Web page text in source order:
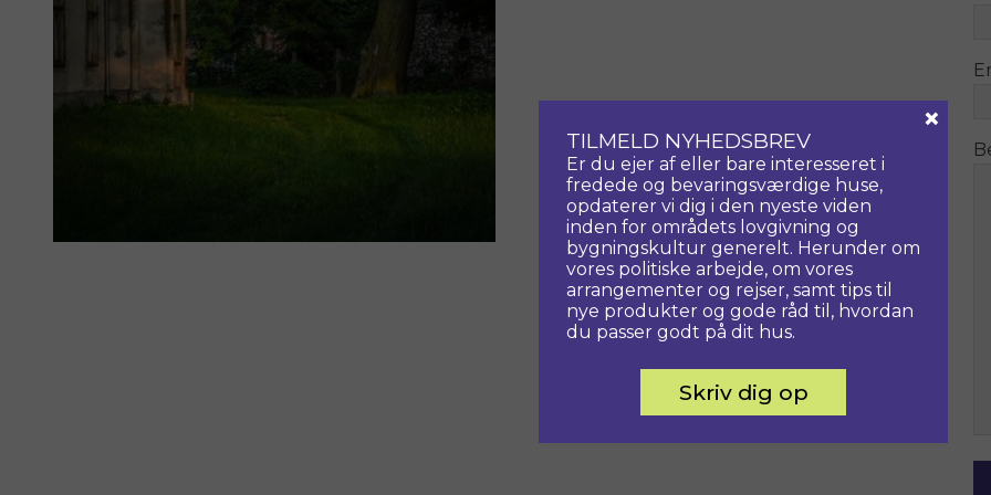
TILMELD NYHEDSBREV
Er du ejer af eller bare interesseret i
fredede og bevaringsværdige huse,
opdaterer vi dig i den nyeste viden
inden for områdets lovgivning og
bygningskultur generelt. Herunder om
vores politiske arbejde, om vores
arrangementer og rejser, samt tips til
nye produkter og gode råd til, hvordan
du passer godt på dit hus.
Skriv dig op
×